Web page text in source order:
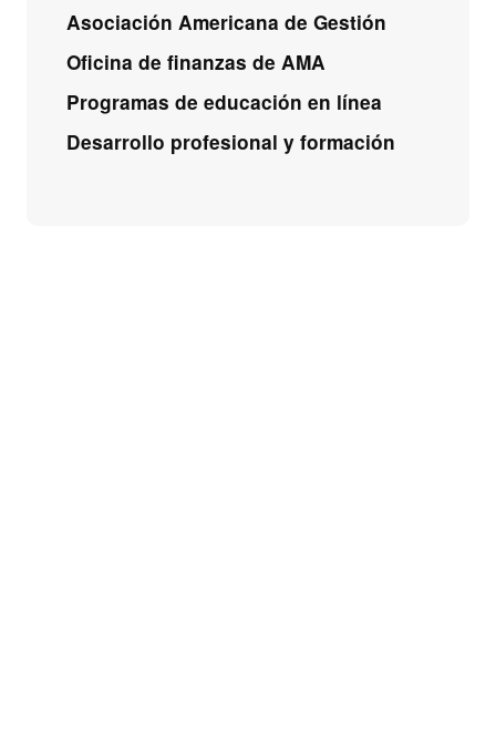
Asociación Americana de Gestión
Oficina de finanzas de AMA
Programas de educación en línea
Desarrollo profesional y formación